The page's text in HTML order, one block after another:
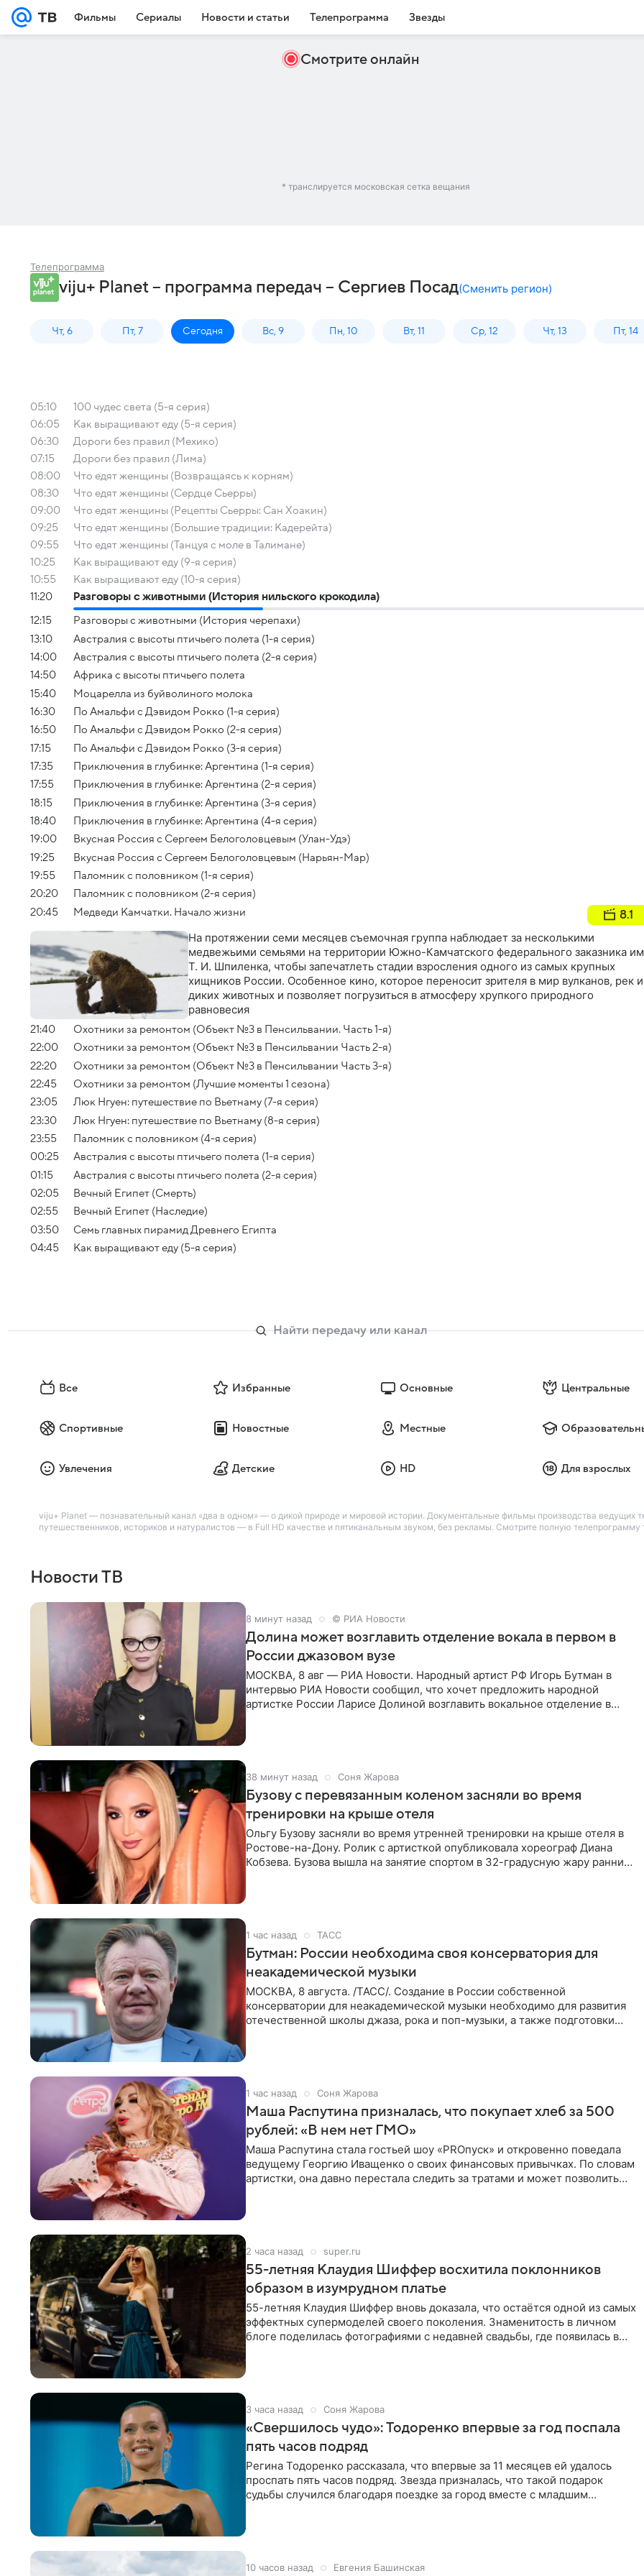
Фильмы Сериалы Новости и статьи Телепрограмма Звезды
Смотрите онлайн
* транслируется московская сетка вещания
Телепрограмма
viju+ Planet – программа передач – Сергиев Посад(Сменить регион)
Чт, 6 Пт, 7 Сегодня Вс, 9 Пн, 10 Вт, 11 Ср, 12 Чт, 13 Пт, 14
05:10
100 чудес света (5-я серия)
06:05
Как выращивают еду (5-я серия)
06:30
Дороги без правил (Мехико)
07:15
Дороги без правил (Лима)
08:00
Что едят женщины (Возвращаясь к корням)
08:30
Что едят женщины (Сердце Сьерры)
09:00
Что едят женщины (Рецепты Сьерры: Сан Хоакин)
09:25
Что едят женщины (Большие традиции: Кадерейта)
09:55
Что едят женщины (Танцуя с моле в Талимане)
10:25
Как выращивают еду (9-я серия)
10:55
Как выращивают еду (10-я серия)
11:20
Разговоры с животными (История нильского крокодила)
12:15
Разговоры с животными (История черепахи)
13:10
Австралия с высоты птичьего полета (1-я серия)
14:00
Австралия с высоты птичьего полета (2-я серия)
14:50
Африка с высоты птичьего полета
15:40
Моцарелла из буйволиного молока
16:30
По Амальфи с Дэвидом Рокко (1-я серия)
16:50
По Амальфи с Дэвидом Рокко (2-я серия)
17:15
По Амальфи с Дэвидом Рокко (3-я серия)
17:35
Приключения в глубинке: Аргентина (1-я серия)
17:55
Приключения в глубинке: Аргентина (2-я серия)
18:15
Приключения в глубинке: Аргентина (3-я серия)
18:40
Приключения в глубинке: Аргентина (4-я серия)
19:00
Вкусная Россия с Сергеем Белоголовцевым (Улан-Удэ)
19:25
Вкусная Россия с Сергеем Белоголовцевым (Нарьян-Мар)
19:55
Паломник с половником (1-я серия)
20:20
Паломник с половником (2-я серия)
20:45
Медведи Камчатки. Начало жизни 8.1
На протяжении семи месяцев съемочная группа наблюдает за несколькими
медвежьими семьями на территории Южно-Камчатского федерального заказника
Т. И. Шпиленка, чтобы запечатлеть стадии взросления одного из самых крупных
хищников России. Особенное кино, которое переносит зрителя в мир вулканов, рек и
диких животных и позволяет погрузиться в атмосферу хрупкого природного
равновесия
21:40
Охотники за ремонтом (Объект №3 в Пенсильвании. Часть 1-я)
22:00
Охотники за ремонтом (Объект №3 в Пенсильвании Часть 2-я)
22:20
Охотники за ремонтом (Объект №3 в Пенсильвании Часть 3-я)
22:45
Охотники за ремонтом (Лучшие моменты 1 сезона)
23:05
Люк Нгуен: путешествие по Вьетнаму (7-я серия)
23:30
Люк Нгуен: путешествие по Вьетнаму (8-я серия)
23:55
Паломник с половником (4-я серия)
00:25
Австралия с высоты птичьего полета (1-я серия)
01:15
Австралия с высоты птичьего полета (2-я серия)
02:05
Вечный Египет (Смерть)
02:55
Вечный Египет (Наследие)
03:50
Семь главных пирамид Древнего Египта
04:45
Как выращивают еду (5-я серия)
Все Избранные Основные Центральные
Спортивные Новостные Местные
Увлечения Детские HD Для взрослых
viju+ Planet — познавательный канал «два в одном» — о дикой природе и мировой истории. Документальные фильмы производства ведущих
путешественников, историков и натуралистов — в Full HD качестве и пятиканальным звуком, без рекламы. Смотрите полную
Новости ТВ
8 минут назад © РИА Новости
Долина может возглавить отделение вокала в первом в
России джазовом вузе
МОСКВА, 8 авг — РИА Новости. Народный артист РФ Игорь Бутман в
интервью РИА Новости сообщил, что хочет предложить народной
артистке России Ларисе Долиной возглавить вокальное отделение в
38 минут назад Соня Жарова
Бузову с перевязанным коленом засняли во время
тренировки на крыше отеля
Ольгу Бузову засняли во время утренней тренировки на крыше отеля в
Ростове-на-Дону. Ролик с артисткой опубликовала хореограф Диана
Кобзева. Бузова вышла на занятие спортом в 32-градусную жару ранним
1 час назад ТАСС
Бутман: России необходима своя консерватория для
неакадемической музыки
МОСКВА, 8 августа. /ТАСС/. Создание в России собственной
консерватории для неакадемической музыки необходимо для развития
отечественной школы джаза, рока и поп-музыки, а также подготовки
1 час назад Соня Жарова
Маша Распутина призналась, что покупает хлеб за 500
рублей: «В нем нет ГМО»
Маша Распутина стала гостьей шоу «PROпуск» и откровенно поведала
ведущему Георгию Иващенко о своих финансовых привычках. По словам
артистки, она давно перестала следить за тратами и может позволить
2 часа назад super.ru
55-летняя Клаудия Шиффер восхитила поклонников
образом в изумрудном платье
55-летняя Клаудия Шиффер вновь доказала, что остаётся одной из самых
эффектных супермоделей своего поколения. Знаменитость в личном
блоге поделилась фотографиями с недавней свадьбы, где появилась в
3 часа назад Соня Жарова
«Свершилось чудо»: Тодоренко впервые за год поспала
пять часов подряд
Регина Тодоренко рассказала, что впервые за 11 месяцев ей удалось
проспать пять часов подряд. Звезда призналась, что такой подарок
судьбы случился благодаря поездке за город вместе с младшим
10 часов назад Евгения Башинская